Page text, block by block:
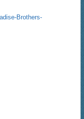
Brothers-